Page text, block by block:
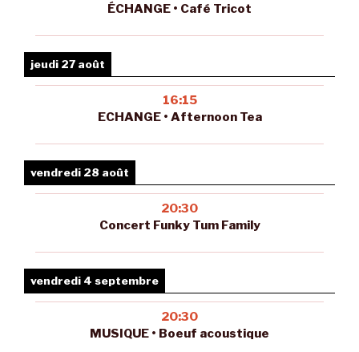
ÉCHANGE • Café Tricot
jeudi 27 août
16:15
ECHANGE • Afternoon Tea
vendredi 28 août
20:30
Concert Funky Tum Family
vendredi 4 septembre
20:30
MUSIQUE • Boeuf acoustique